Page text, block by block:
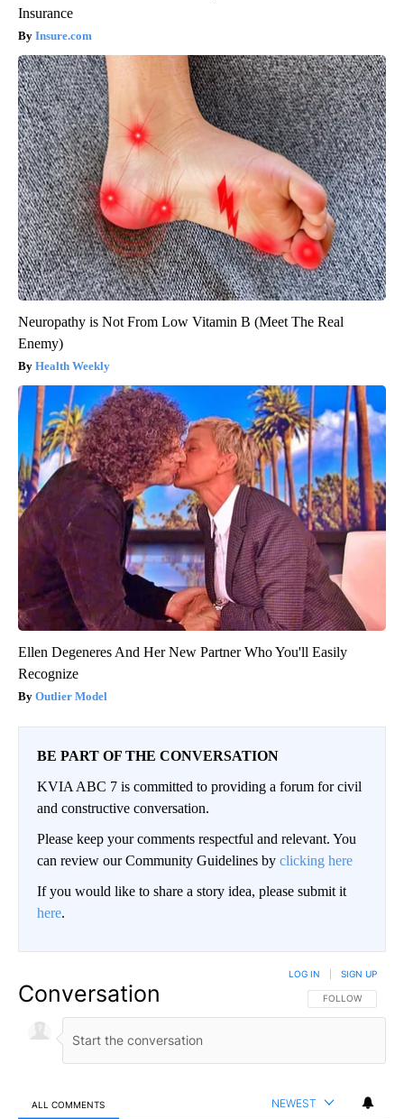
Insurance
Insure.com
Neuropathy is Not From Low Vitamin B (Meet The Real
Enemy)
Health Weekly
Ellen Degeneres And Her New Partner Who You'll Easily
Recognize
Outlier Model
BE PART OF THE CONVERSATION
KVIA ABC 7 is committed to providing a forum for civil
and constructive conversation.
Please keep your comments respectful and relevant. You
can review our Community Guidelines by clicking here
If you would like to share a story idea, please submit it
here.
Conversation FOLLOW THIS
FOLLOW
LOG IN SIGN UP
ALL COMMENTS NEWEST